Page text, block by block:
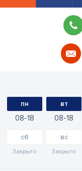
пн
08 18
вт
08 18
сб
Закрыто
вс
Закрыто